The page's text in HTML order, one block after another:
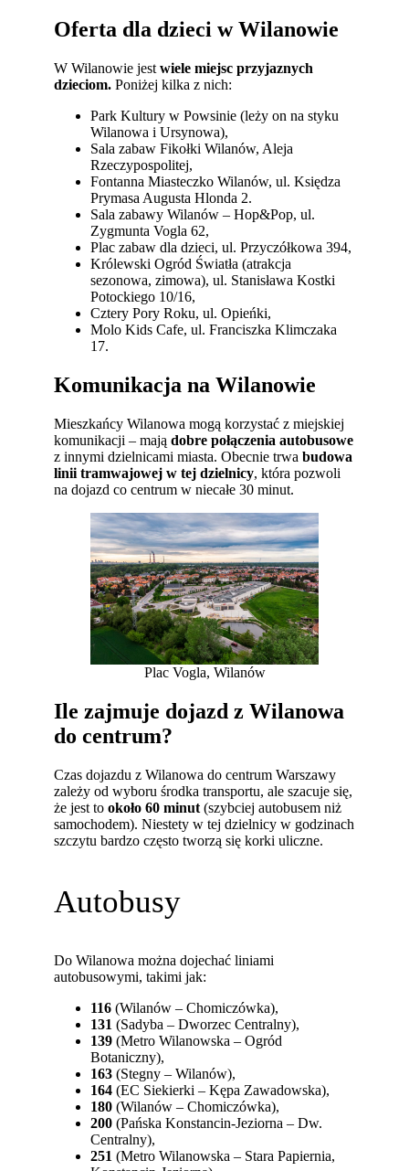
Oferta dla dzieci w Wilanowie
W Wilanowie jestwiele miejsc przyjaznych
dzieciom. Poniżej kilka z nich:
Park Kultury w Powsinie (leży on na styku
Wilanowa i Ursynowa),
Sala zabaw Fikołki Wilanów, Aleja
Rzeczypospolitej,
Fontanna Miasteczko Wilanów, ul. Księdza
Prymasa Augusta Hlonda 2.
Sala zabawy Wilanów – Hop&Pop, ul.
Zygmunta Vogla 62,
Plac zabaw dla dzieci, ul. Przyczółkowa 394,
Królewski Ogród Światła (atrakcja
sezonowa, zimowa), ul. Stanisława Kostki
Potockiego 10/16,
Cztery Pory Roku, ul. Opieńki,
Molo Kids Cafe, ul. Franciszka Klimczaka
17.
Komunikacja na Wilanowie
Mieszkańcy Wilanowa mogą korzystać z miejskiej
komunikacji – majądobre połączenia autobusowe
z innymi dzielnicami miasta. Obecnie trwabudowa
linii tramwajowej w tej dzielnicy, która pozwoli
na dojazd co centrum w niecałe 30 minut.
Plac Vogla, Wilanów
Ile zajmuje dojazd z Wilanowa
do centrum?
Czas dojazdu z Wilanowa do centrum Warszawy
zależy od wyboru środka transportu, ale szacuje się,
że jest tookoło 60 minut (szybciej autobusem niż
samochodem). Niestety w tej dzielnicy w godzinach
szczytu bardzo często tworzą się korki uliczne.
Autobusy
Do Wilanowa można dojechać liniami
autobusowymi, takimi jak:
116 (Wilanów – Chomiczówka),
131 (Sadyba – Dworzec Centralny),
139 (Metro Wilanowska – Ogród
Botaniczny),
163 (Stegny – Wilanów),
164 (EC Siekierki – Kępa Zawadowska),
180 (Wilanów – Chomiczówka),
200 (Pańska Konstancin-Jeziorna – Dw.
Centralny),
251 (Metro Wilanowska – Stara Papiernia,